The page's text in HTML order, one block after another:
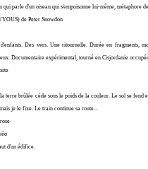
qui parle d'un oiseau qui s'empoisonne lui-même, métaphore
de Peter Snowdon
Des vers. Une ritournelle. Durée en fragments,
Documentaire expérimental, tourné en Cisjordanie
terre brûlée cède sous le poids de la couleur. Le sol se fend
je le fixe. Le train continue sa route...
d'un édifice.